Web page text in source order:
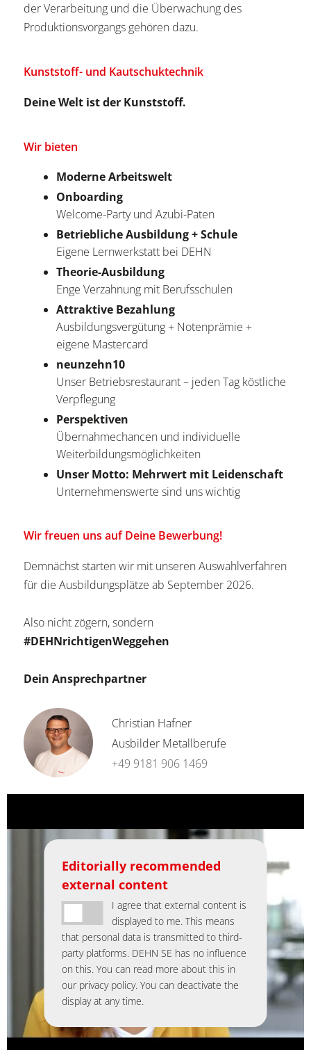
der Verarbeitung und die Überwachung des
Produktionsvorgangs gehören dazu.
Kunststoff- und Kautschuktechnik
Deine Welt ist der Kunststoff.
Wir bieten
Moderne Arbeitswelt
Onboarding
Welcome-Party und Azubi-Paten
Betriebliche Ausbildung + Schule
Eigene Lernwerkstatt bei DEHN
Theorie-Ausbildung
Enge Verzahnung mit Berufsschulen
Attraktive Bezahlung
Ausbildungsvergütung + Notenprämie +
eigene Mastercard
neunzehn10
Unser Betriebsrestaurant – jeden Tag köstliche
Verpflegung
Perspektiven
Übernahmechancen und individuelle
Weiterbildungsmöglichkeiten
Unser Motto: Mehrwert mit Leidenschaft
Unternehmenswerte sind uns wichtig
Wir freuen uns auf Deine Bewerbung!
Demnächst starten wir mit unseren Auswahlverfahren
für die Ausbildungsplätze ab September 2026.
Also nicht zögern, sondern
#DEHNrichtigenWeggehen
Dein Ansprechpartner
Christian Hafner
Ausbilder Metallberufe
+49 9181 906 1469
Editorially recommended
external content
I agree that external content is
displayed to me. This means
that personal data is transmitted to third-
party platforms. DEHN SE has no influence
on this. You can read more about this in
our privacy policy. You can deactivate the
display at any time.